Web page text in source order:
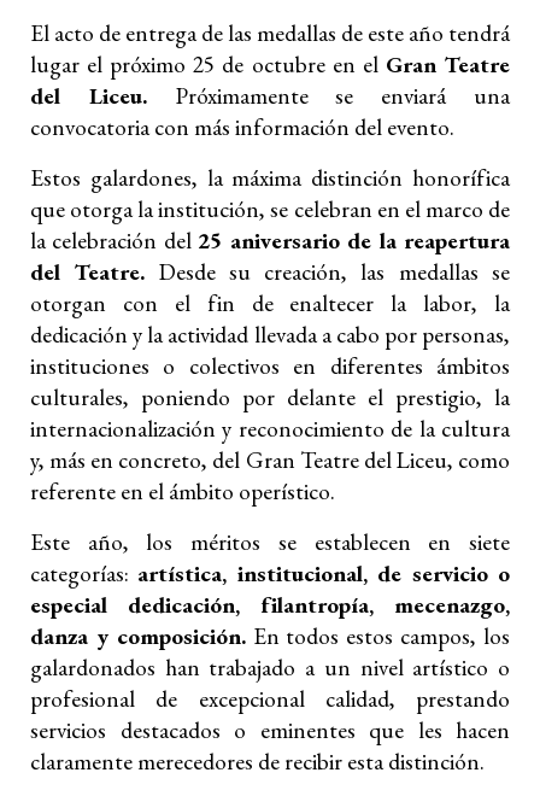
El acto de entrega de las medallas de este año tendrá
lugar el próximo 25 de octubre en el Gran Teatre
del Liceu. Próximamente se enviará una
convocatoria con más información del evento.
Estos galardones, la máxima distinción honorífica
que otorga la institución, se celebran en el marco de
la celebración del 25 aniversario de la reapertura
del Teatre. Desde su creación, las medallas se
otorgan con el fin de enaltecer la labor, la
dedicación y la actividad llevada a cabo por personas,
instituciones o colectivos en diferentes ámbitos
culturales, poniendo por delante el prestigio, la
internacionalización y reconocimiento de la cultura
y, más en concreto, del Gran Teatre del Liceu, como
referente en el ámbito operístico.
Este año, los méritos se establecen en siete
categorías: artística, institucional, de servicio o
especial dedicación, filantropía, mecenazgo,
danza y composición.En todos estos campos, los
galardonados han trabajado a un nivel artístico o
profesional de excepcional calidad, prestando
servicios destacados o eminentes que les hacen
claramente merecedores de recibir esta distinción.